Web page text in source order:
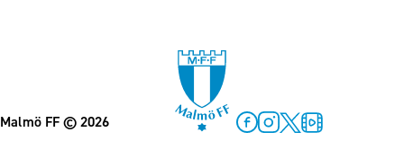
Malmö FF© 2026